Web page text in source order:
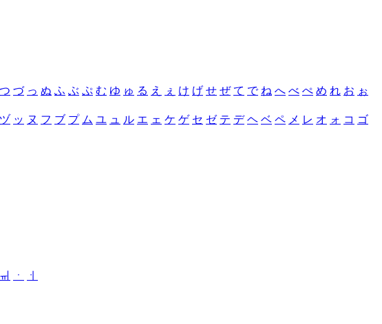
つ づ っ ぬ ふ ぶ ぷ む ゆ ゅ る え ぇ け げ せ ぜ て で ね へ べ ぺ め れ お ぉ
ヅ ッ ヌ フ ブ プ ム ユ ュ ル エ ェ ケ ゲ セ ゼ テ デ ヘ ベ ペ メ レ オ ォ コ ゴ
ㆌ ㆍ
ㆎ